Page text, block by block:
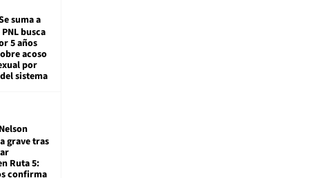
suma a
busca
5 años
acoso
por
sistema
Nelson
grave tras
Ruta 5:
confirma